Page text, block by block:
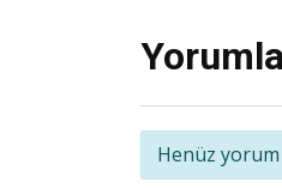
Henüz yorum